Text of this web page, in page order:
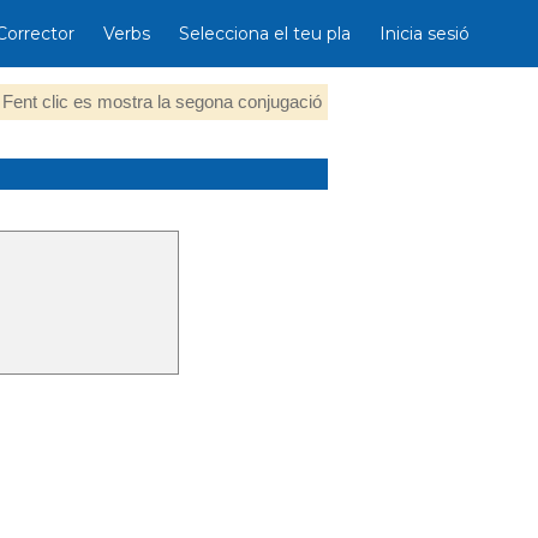
Verbs Selecciona el teu pla Inicia sesió
Fent clic es mostra la segona conjugació